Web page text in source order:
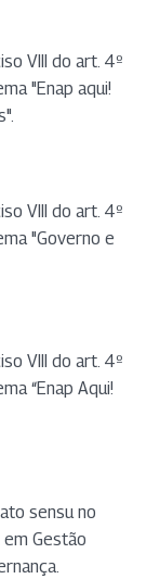
VIII do art. 4º
"Enap aqui!
VIII do art. 4º
"Governo e
VIII do art. 4º
“Enap Aqui!
sensu no
Gestão